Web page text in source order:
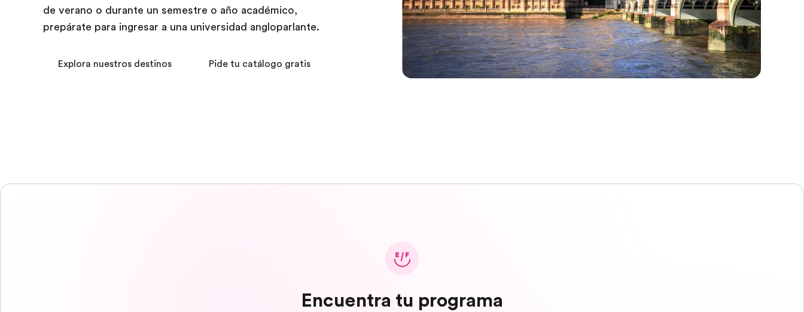
de verano o durante un semestre o año académico,
prepárate para ingresar a una universidad angloparlante.
Explora nuestros destinos Pide tu catálogo gratis
Encuentra tu programa